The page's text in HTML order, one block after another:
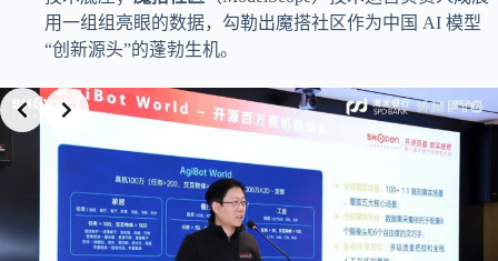
用一组组亮眼的数据，勾勒出魔搭社区作为中国 AI 模型
“创新源头”的蓬勃生机。
Slide 4 of 4